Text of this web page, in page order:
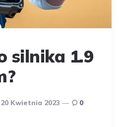
silnika 1.9
20 Kwietnia 2023 0